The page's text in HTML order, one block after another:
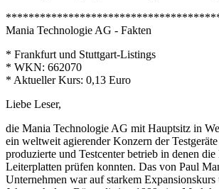
Mania Technologie AG - Fakten
* Frankfurt und Stuttgart-Listings
* WKN: 662070
* Aktueller Kurs: 0,13 Euro
Liebe Leser,
die Mania Technologie AG mit Hauptsitz in
ein weltweit agierender Konzern der
produzierte und Testcenter betrieb in denen
Leiterplatten prüfen konnten. Das von Paul
Unternehmen war auf starkem Expansionskurs